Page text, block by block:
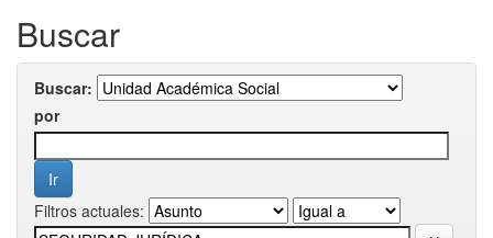
Buscar
Buscar:
por
Filtros actuales: